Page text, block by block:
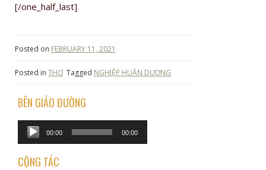
[/one_half_last]
Posted on FEBRUARY 11, 2021
Posted in THƠ Tagged NGHIỆP HUÂN DƯƠNG
BÊN GIÁO ĐƯỜNG
Audio
Player
00:00 00:00
CỘNG TÁC